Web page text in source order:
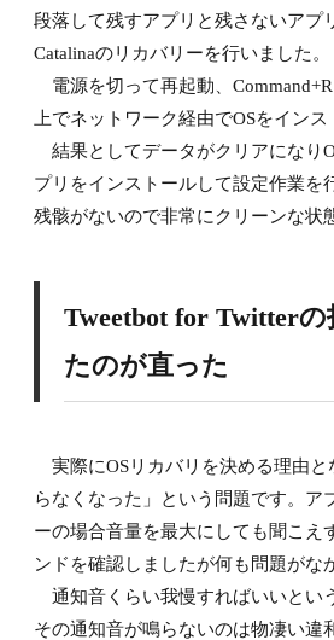
段落して残すアプリと残さないアプ
Catalinaのリカバリーを行いました。
電源を切って再起動、
上でネットワーク経由でOSをインス
結果としてデータがクリアになり
プリをインストールして設定作業を
残骸がないので非常にクリーンな状
Tweetbot for Twitter
たのが直った
実際にOSリカバリを決める理由と
らなくなった」という問題です。ア
ーの場合音量を最大にしても聞こえ
ンドを確認しましたが何も問題がな
通知音くらい我慢すればいいとい
その通知音が鳴らないのは物凄い違